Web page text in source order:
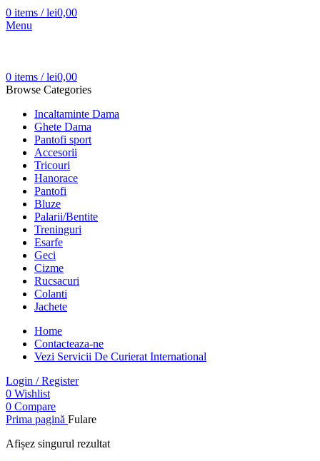
0 items / lei0,00
Menu
0 items / lei0,00
Browse Categories
Incaltaminte Dama
Ghete Dama
Pantofi sport
Accesorii
Tricouri
Hanorace
Pantofi
Bluze
Palarii/Bentite
Treninguri
Esarfe
Geci
Cizme
Rucsacuri
Colanti
Jachete
Home
Contacteaza-ne
Vezi Servicii De Curierat International
Login / Register
0 Wishlist
0 Compare
Prima pagină Fulare
Afișez singurul rezultat